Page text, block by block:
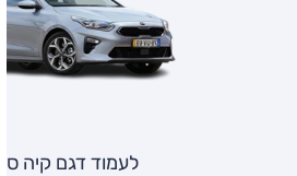
לעמוד דגם קיה סיד